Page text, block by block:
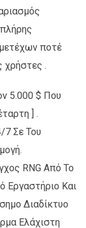
ποτέ
χρήστες .
5.000 $ Που
] .
7 Σε Του
RNG Από Το
Εργαστήριο Και
Διαδίκτυο
Ελάχιστη